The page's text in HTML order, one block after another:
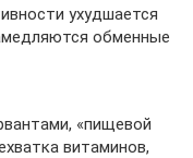
ухудшается
обменные
«пищевой
витаминов,